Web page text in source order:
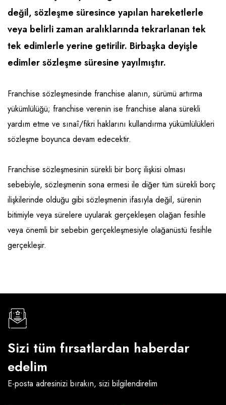
Ev Hizmetleri
Sağlık Güzellik
Turizm - Eğlence
Market FMGC - Katlı Mağaza
Mobilya ve Ev Tekstili
Oyuncak ve Hediyelik
Yapı Malzemesi - Hırdavat
Gayrimenkul
Gıda ve Sarf Malzemeleri
Güvenlik - Temizlik
Hukuk - Marka - Patent ve Tercüme
Isıtma - Soğutma ve Havalandırma
Lojistik - Kargo ve Kurye
Mali Kayıt ve Denetim
Matbaa - Fotoğraf
Mobilya Dekorasyon
Proje - İnşaat ve Tesisat
Raf ve Depo Sistemleri
değil, sözleşme süresince yapılan hareketlerle
veya belirli zaman aralıklarında tekrarlanan tek
tek edimlerle yerine getirilir. Birbaşka deyişle
edimler sözleşme süresine yayılmıştır.
Franchise sözleşmesinde franchise alanın, sürümü artırma
yükümlülüğü; franchise verenin ise franchise alana sürekli
yardım etme ve sınaî/fikri haklarını kullandırma yükümlülükleri
sözleşme boyunca devam edecektir.
Franchise sözleşmesinin sürekli bir borç ilişkisi olması
sebebiyle, sözleşmenin sona ermesi ile diğer tüm sürekli borç
ilişkilerinde olduğu gibi sözleşmenin ifasıyla değil, sürenin
bitimiyle veya sürelere uyularak gerçekleşen olağan fesihle
veya önemli bir sebebin gerçekleşmesiyle olağanüstü fesihle
gerçekleşir.
Sizi tüm fırsatlardan haberdar
edelim
E-posta adresinizi bırakın, sizi bilgilendirelim